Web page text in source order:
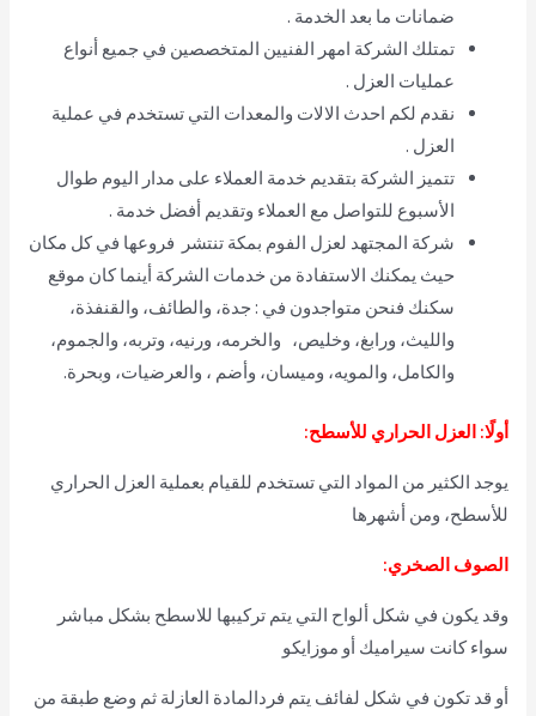
ضمانات ما بعد الخدمة .
تمتلك الشركة امهر الفنيين المتخصصين في جميع أنواع
عمليات العزل .
نقدم لكم احدث الالات والمعدات التي تستخدم في عملية
العزل .
تتميز الشركة بتقديم خدمة العملاء على مدار اليوم طوال
الأسبوع للتواصل مع العملاء وتقديم أفضل خدمة .
شركة المجتهد لعزل الفوم بمكة تنتشر فروعها في كل مكان
حيث يمكنك الاستفادة من خدمات الشركة أينما كان موقع
سكنك فنحن متواجدون في : جدة، والطائف، والقنفذة،
والليث، ورابغ، وخليص، والخرمه، ورنيه، وتربه، والجموم،
والكامل، والمويه، وميسان، وأضم ، والعرضيات، وبحرة.
أولًا: العزل الحراري للأسطح:
يوجد الكثير من المواد التي تستخدم للقيام بعملية العزل الحراري
للأسطح، ومن أشهرها
الصوف الصخري:
وقد يكون في شكل ألواح التي يتم تركيبها للاسطح بشكل مباشر
سواء كانت سيراميك أو موزايكو
أو قد تكون في شكل لفائف يتم فردالمادة العازلة ثم وضع طبقة من